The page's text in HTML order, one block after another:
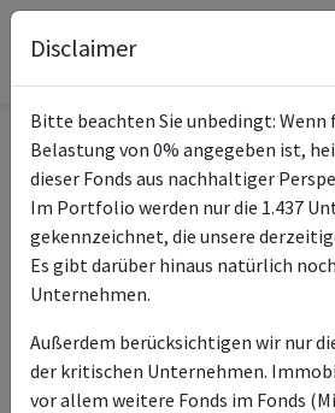
Informationen zum Fonds
Name
Capped
ISIN des Fonds
Typ des Fonds ETF
Disclaimer
Bitte beachten Sie unbedingt: Wenn
Belastung von 0% angegeben ist,
dieser Fonds aus nachhaltiger
Im Portfolio werden nur die 1.437
gekennzeichnet, die unsere
Es gibt darüber hinaus natürlich
Unternehmen.
Außerdem berücksichtigen wir nur
der kritischen Unternehmen.
vor allem weitere Fonds im Fonds